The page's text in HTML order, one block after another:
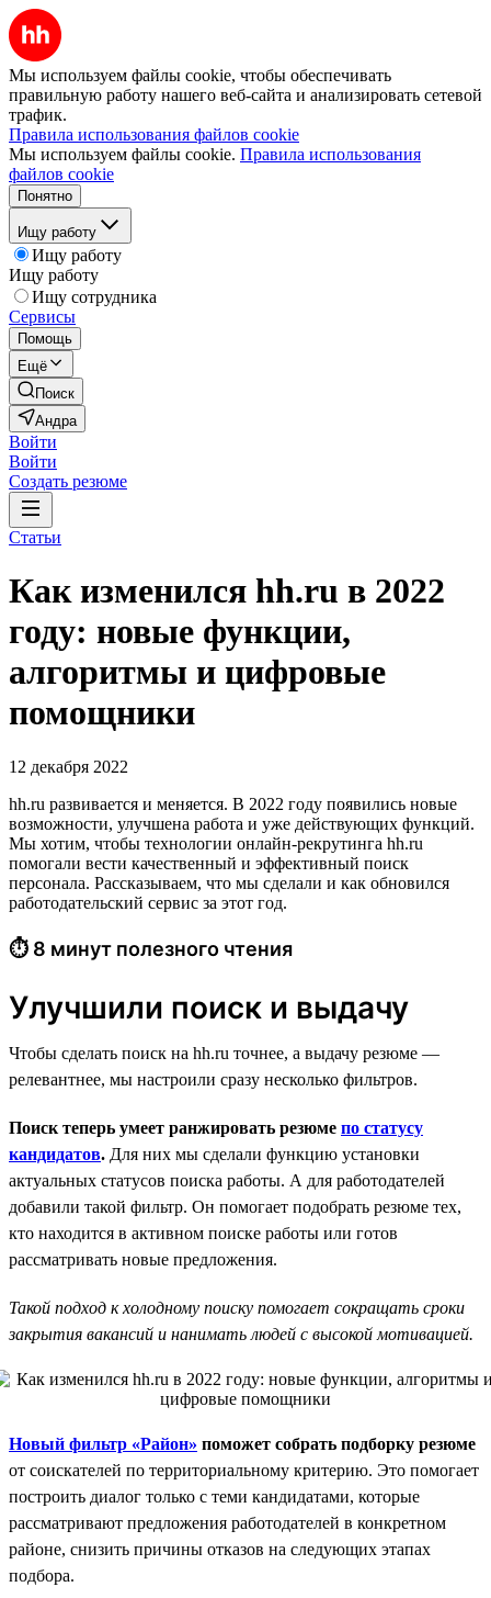
Мы используем файлы cookie, чтобы обеспечивать
правильную работу нашего веб-сайта и анализировать сетевой
трафик.
Правила использования файлов cookie
Мы используем файлы cookie. Правила использования
файлов cookie
Понятно
Ищу работу
Ищу работу
Ищу работу
Ищу сотрудника
Сервисы
Помощь
Ещё
Поиск
Андра
Войти
Войти
Создать резюме
Статьи
Как изменился hh.ru в 2022
году: новые функции,
алгоритмы и цифровые
помощники
12 декабря 2022
hh.ru развивается и меняется. В 2022 году появились новые
возможности, улучшена работа и уже действующих функций.
Мы хотим, чтобы технологии онлайн-рекрутинга hh.ru
помогали вести качественный и эффективный поиск
персонала. Рассказываем, что мы сделали и как обновился
работодательский сервис за этот год.
⏱ 8 минут полезного чтения
Улучшили поиск и выдачу
Чтобы сделать поиск на hh.ru точнее, а выдачу резюме —
релевантнее, мы настроили сразу несколько фильтров.
Поиск теперь умеет ранжировать резюме по статусу
кандидатов. Для них мы сделали функцию установки
актуальных статусов поиска работы. А для работодателей
добавили такой фильтр. Он помогает подобрать резюме тех,
кто находится в активном поиске работы или готов
рассматривать новые предложения.
Такой подход к холодному поиску помогает сокращать сроки
закрытия вакансий и нанимать людей с высокой мотивацией.
Новый фильтр «Район» поможет собрать подборку резюме
от соискателей по территориальному критерию. Это помогает
построить диалог только с теми кандидатами, которые
рассматривают предложения работодателей в конкретном
районе, снизить причины отказов на следующих этапах
подбора.